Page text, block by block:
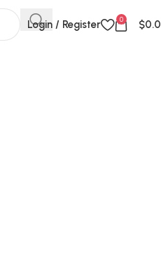
Login / Register 0 $